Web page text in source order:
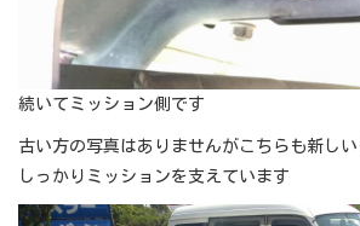
続いてミッション側です
古い方の写真はありませんがこちらも新し
しっかりミッションを支えています